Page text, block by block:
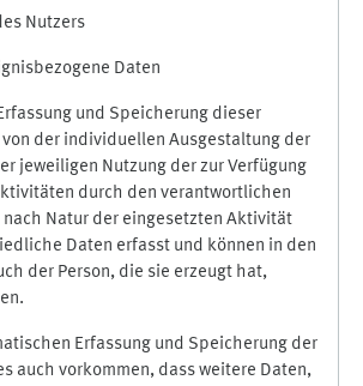
Nutzers
Daten
und Speicherung dieser
der individuellen Ausgestaltung der
jeweiligen Nutzung der zur Verfügung
durch den verantwortlichen
nach Natur der eingesetzten Aktivität
Daten erfasst und können in den
der Person, die sie erzeugt hat,
Erfassung und Speicherung der
auch vorkommen, dass weitere Daten,